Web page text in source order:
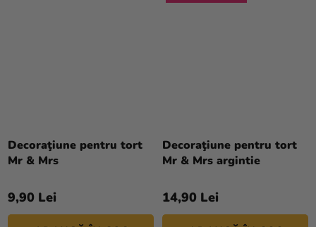
Decoraţiune pentru tort
Mr & Mrs
9,90 Lei
Decoraţiune pentru tort
Mr & Mrs argintie
14,90 Lei